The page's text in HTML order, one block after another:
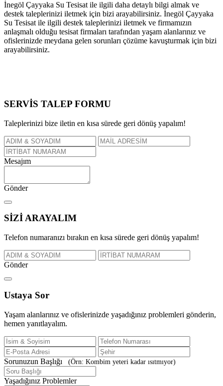
İnegöl Çayyaka Su Tesisat ile ilgili daha detaylı bilgi almak ve
destek taleplerinizi iletmek için bizi arayabilirsiniz. İnegöl Çayyaka
Su Tesisat ile ilgili destek taleplerinizi iletmek ve firmamızın
anlaşmalı olduğu tesisat firmaları tarafından yaşam alanlarınız ve
ofislerinizde meydana gelen sorunları çözüme kavuşturmak için bizi
arayabilirsiniz.
SERVİS TALEP FORMU
Taleplerinizi bize iletin en kısa sürede geri dönüş yapalım!
Mesajım
Gönder
SİZİARAYALIM
Telefon numaranızı bırakın en kısa sürede geri dönüş yapalım!
Gönder
Ustaya Sor
Yaşam alanlarınız ve ofislerinizde yaşadığınız problemleri gönderin,
hemen yanıtlayalım.
Sorunuzun Başlığı (Örn: Kombim yeteri kadar ısıtmıyor)
Yaşadığınız Problemler